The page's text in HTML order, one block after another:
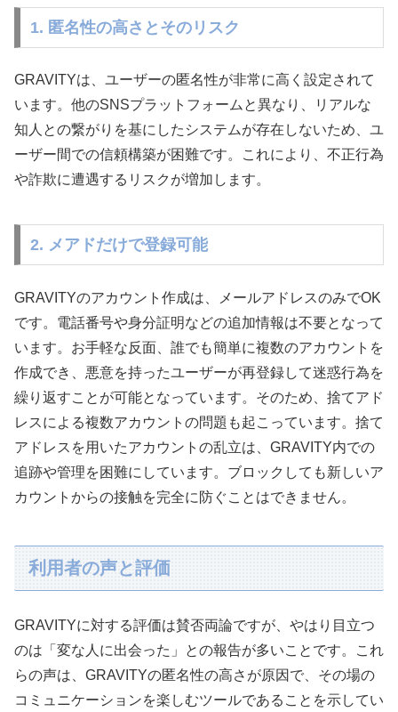
1. 匿名性の高さとそのリスク
GRAVITYは、ユーザーの匿名性が非常に高く設定されて
います。他のSNSプラットフォームと異なり、リアルな
知人との繋がりを基にしたシステムが存在しないため、ユ
ーザー間での信頼構築が困難です。これにより、不正行為
や詐欺に遭遇するリスクが増加します。
2. メアドだけで登録可能
GRAVITYのアカウント作成は、メールアドレスのみでOK
です。電話番号や身分証明などの追加情報は不要となって
います。お手軽な反面、誰でも簡単に複数のアカウントを
作成でき、悪意を持ったユーザーが再登録して迷惑行為を
繰り返すことが可能となっています。そのため、捨てアド
レスによる複数アカウントの問題も起こっています。捨て
アドレスを用いたアカウントの乱立は、GRAVITY内での
追跡や管理を困難にしています。ブロックしても新しいア
カウントからの接触を完全に防ぐことはできません。
利用者の声と評価
GRAVITYに対する評価は賛否両論ですが、やはり目立つ
のは「変な人に出会った」との報告が多いことです。これ
らの声は、GRAVITYの匿名性の高さが原因で、その場の
コミュニケーションを楽しむツールであることを示してい